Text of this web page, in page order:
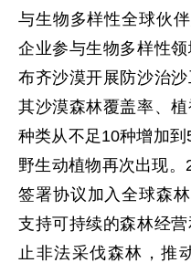
与生物多样性全球伙
企业参与生物多样性
布齐沙漠开展防沙治
其沙漠森林覆盖率、
种类从不足10种增加
野生动植物再次出现。
签署协议加入全球森
支持可持续的森林经
止非法采伐森林，推